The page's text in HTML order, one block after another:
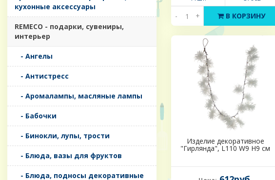
кухонные аксессуары
REMECO - подарки, сувениры,
интерьер
- Ангелы
- Антистресс
- Аромалампы, масляные лампы
- Бабочки
- Бинокли, лупы, трости
- Блюда, вазы для фруктов
- Блюда, подносы декоративные
- + В КОРЗИНУ
Изделие декоративное
"Гирлянда", L110 W9 H9 см